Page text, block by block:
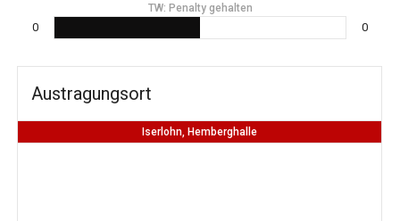
TW: Penalty gehalten
0 0
Austragungsort
Iserlohn, Hemberghalle